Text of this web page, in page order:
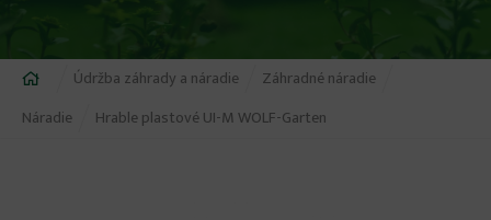
Nachádzate
sa
Údržba záhrady a náradie
Záhradné náradie
Náradie
Hrable plastové UI-M WOLF-Garten